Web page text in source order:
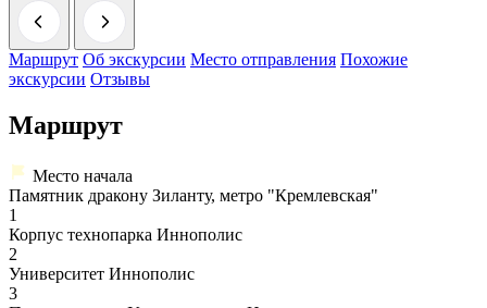
Маршрут Об экскурсии Место отправления Похожие
экскурсии Отзывы
Маршрут
Место начала
Памятник дракону Зиланту, метро "Кремлевская"
1
Корпус технопарка Иннополис
2
Университет Иннополис
3